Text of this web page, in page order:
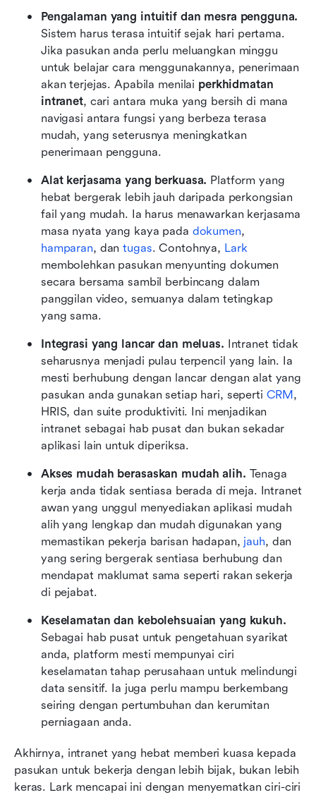
Sistem harus terasa intuitif sejak hari pertama.
Jika pasukan anda perlu meluangkan minggu
untuk belajar cara menggunakannya, penerimaan
akan terjejas. Apabila menilai perkhidmatan
intranet, cari antara muka yang bersih di mana
navigasi antara fungsi yang berbeza terasa
mudah, yang seterusnya meningkatkan
penerimaan pengguna.
Alat kerjasama yang berkuasa. Platform yang
hebat bergerak lebih jauh daripada perkongsian
fail yang mudah. Ia harus menawarkan kerjasama
masa nyata yang kaya pada dokumen
hamparan, dan tugas. Contohnya, Lark
membolehkan pasukan menyunting dokumen
secara bersama sambil berbincang dalam
panggilan video, semuanya dalam tetingkap
yang sama.
Integrasi yang lancar dan meluas. Intranet tidak
seharusnya menjadi pulau terpencil yang lain. Ia
mesti berhubung dengan lancar dengan alat yang
pasukan anda gunakan setiap hari, seperti CRM,
HRIS, dan suite produktiviti. Ini menjadikan
intranet sebagai hab pusat dan bukan sekadar
aplikasi lain untuk diperiksa.
Akses mudah berasaskan mudah alih. Tenaga
kerja anda tidak sentiasa berada di meja. Intranet
awan yang unggul menyediakan aplikasi mudah
alih yang lengkap dan mudah digunakan yang
memastikan pekerja barisan hadapan, jauh, dan
yang sering bergerak sentiasa berhubung dan
mendapat maklumat sama seperti rakan sekerja
di pejabat.
Sebagai hab pusat untuk pengetahuan syarikat
anda, platform mesti mempunyai ciri
keselamatan tahap perusahaan untuk melindungi
data sensitif. Ia juga perlu mampu berkembang
seiring dengan pertumbuhan dan kerumitan
perniagaan anda.
Akhirnya, intranet yang hebat memberi kuasa kepada
pasukan untuk bekerja dengan lebih bijak, bukan lebih